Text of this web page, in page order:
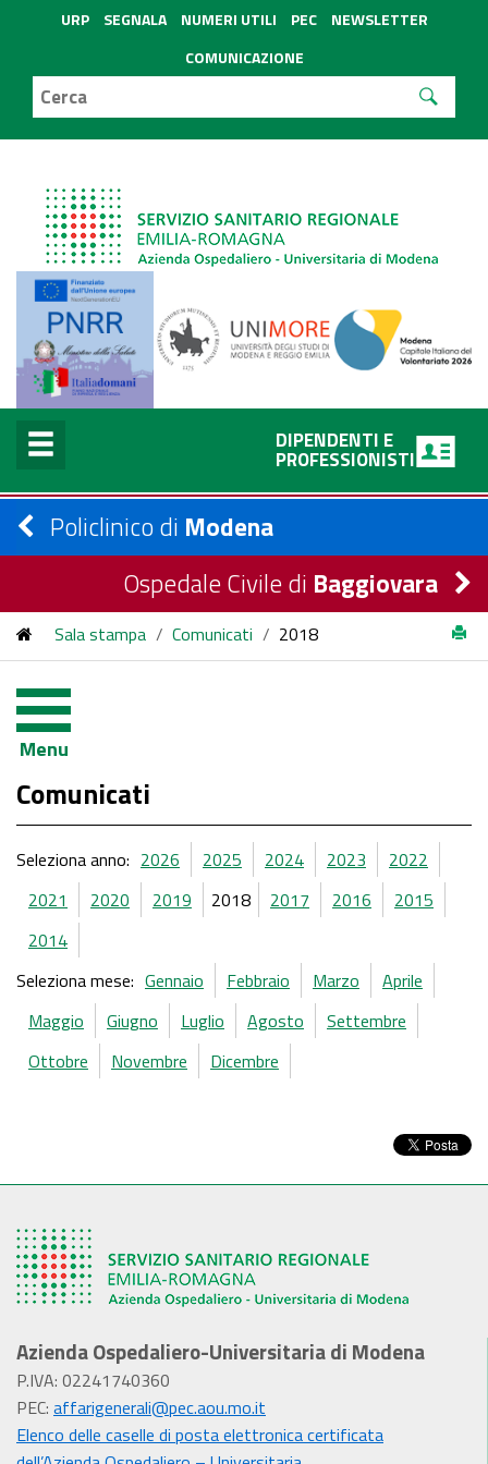
URP SEGNALA NUMERI UTILI PEC
NEWSLETTER
COMUNICAZIONE
DIPENDENTI E
PROFESSIONISTI
Policlinico di Modena
Ospedale Civile di Baggiovara
Sala stampa / Comunicati / 2018
Menu
Comunicati
Seleziona anno: 2026 2025 2024 2023
2022
2021
2020 2019 2018 2017 2016
2015
2014
Seleziona mese: Gennaio Febbraio Marzo
Aprile
Maggio
Giugno Luglio Agosto
Settembre
Ottobre
Novembre Dicembre
Azienda Ospedaliero-Universitaria di Modena
P.IVA: 02241740360
PEC: affarigenerali@pec.aou.mo.it
Elenco delle caselle di posta elettronica certificata